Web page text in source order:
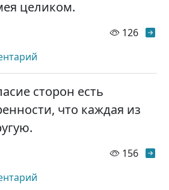
целиком.
126
сторон есть
что каждая из
156